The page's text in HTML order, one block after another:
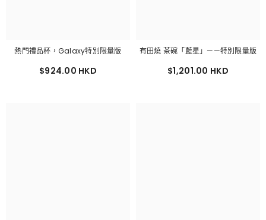
熱門禮品杯，Galaxy特別限量版
$924.00 HKD
有田燒 茶碗「藍星」——特別限量版
$1,201.00 HKD